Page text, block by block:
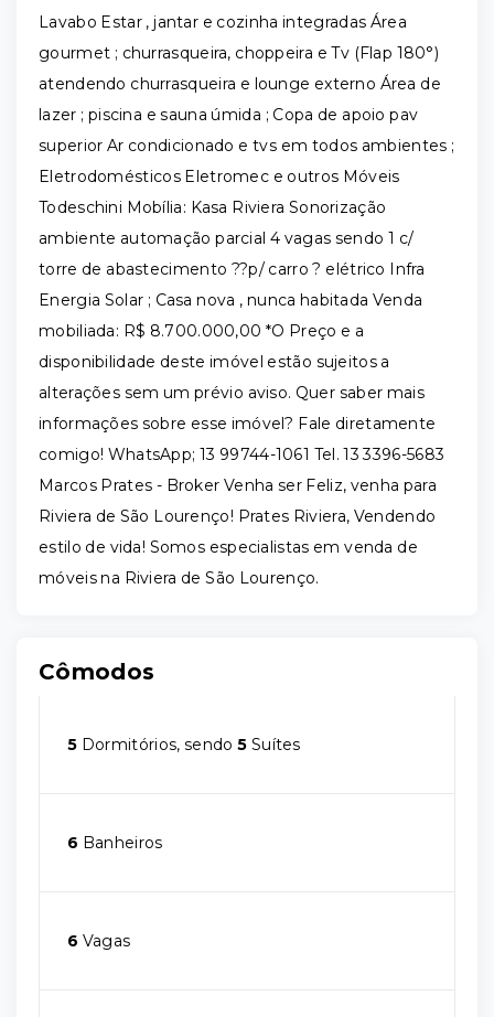
Lavabo Estar , jantar e cozinha integradas Área
gourmet ; churrasqueira, choppeira e Tv (Flap 180°)
atendendo churrasqueira e lounge externo Área de
lazer ; piscina e sauna úmida ; Copa de apoio pav
superior Ar condicionado e tvs em todos ambientes ;
Eletrodomésticos Eletromec e outros Móveis
Todeschini Mobília: Kasa Riviera Sonorização
ambiente automação parcial 4 vagas sendo 1 c/
torre de abastecimento ??p/ carro ? elétrico Infra
Energia Solar ; Casa nova , nunca habitada Venda
mobiliada: R$ 8.700.000,00 *O Preço e a
disponibilidade deste imóvel estão sujeitos a
alterações sem um prévio aviso. Quer saber mais
informações sobre esse imóvel? Fale diretamente
comigo! WhatsApp; 13 99744-1061 Tel. 13 3396-5683
Marcos Prates - Broker Venha ser Feliz, venha para
Riviera de São Lourenço! Prates Riviera, Vendendo
estilo de vida! Somos especialistas em venda de
móveis na Riviera de São Lourenço.
Cômodos
5 Dormitórios, sendo5 Suítes
6 Banheiros
6 Vagas